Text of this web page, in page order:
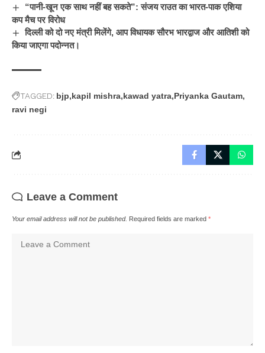
“पानी-खून एक साथ नहीं बह सकते”: संजय राउत का भारत-पाक एशिया
कप मैच पर विरोध
दिल्ली को दो नए मंत्री मिलेंगे, आप विधायक सौरभ भारद्वाज और आतिशी को
किया जाएगा पदोन्नत।
TAGGED: bjp kapil mishra kawad yatra Priyanka Gautam
ravi negi
Leave a Comment
Your email address will not be published. Required fields are marked *